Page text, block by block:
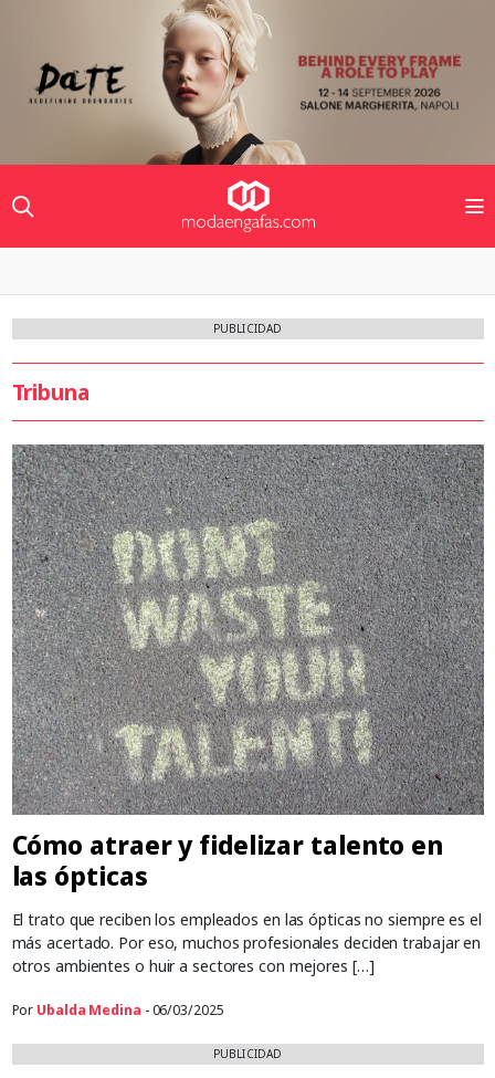
PUBLICIDAD
Tribuna
Cómo atraer y fidelizar talento en
las ópticas
El trato que reciben los empleados en las ópticas no siempre es el
más acertado. Por eso, muchos profesionales deciden trabajar en
otros ambientes o huir a sectores con mejores […]
Por Ubalda Medina - 06/03/2025
PUBLICIDAD